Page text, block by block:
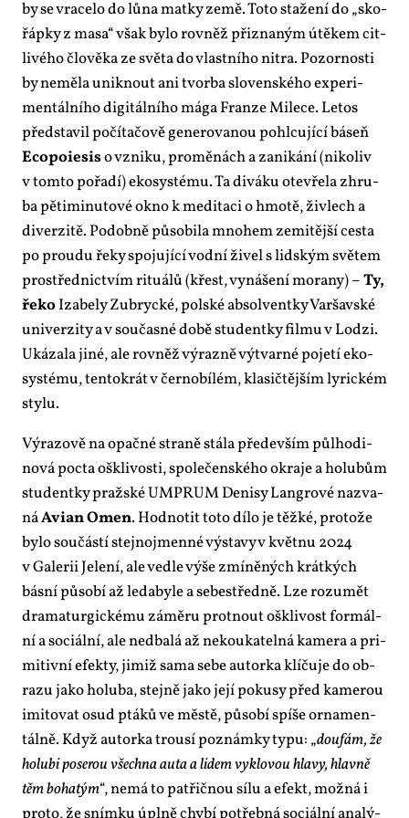
by se vra­ce­lo do lů­na mat­ky ze­mě. To­to sta­že­ní do „sko­
řáp­ky z ma­sa“ však by­lo rov­něž při­zna­ným útě­kem cit­
li­vé­ho člo­vě­ka ze svě­ta do vlast­ní­ho nit­ra. Po­zor­nos­ti
by ne­mě­la unik­nout ani tvor­ba slo­ven­ské­ho ex­pe­ri­
men­tál­ní­ho di­gi­tál­ní­ho má­ga Fran­ze Mi­le­ce. Le­tos
před­sta­vil po­čí­ta­čo­vě ge­ne­ro­va­nou po­hl­cu­jí­cí bá­seň
Eco­po­ie­siso vzni­ku, pro­mě­nách a za­ni­ká­ní (ni­ko­liv
v tom­to po­řa­dí) eko­sys­té­mu. Ta di­vá­ku ote­vře­la zhru­
ba pě­ti­mi­nu­to­vé ok­no k me­di­ta­ci o hmo­tě, živlech a
di­ver­zi­tě. Po­dob­ně pů­so­bi­la mno­hem ze­mi­těj­ší ces­ta
po prou­du ře­ky spo­ju­jí­cí vod­ní ži­vel s lid­ským svě­tem
pro­střed­nic­tvím ri­tu­á­lů (křest, vy­ná­še­ní mo­ra­ny) –Ty,
ře­koIza­be­ly Zubryc­ké, pol­ské ab­sol­vent­ky Var­šav­ské
uni­ver­zi­ty a v sou­čas­né do­bě stu­dent­ky fil­mu v Lod­zi.
Uká­za­la ji­né, ale rov­něž vý­raz­ně vý­tvar­né po­je­tí eko­
sys­té­mu, ten­to­krát v čer­no­bí­lém, kla­sič­těj­ším ly­ric­kém
sty­lu.
Vý­ra­zo­vě na opač­né stra­ně stá­la pře­de­vším půl­ho­di­
no­vá po­cta oš­k­li­vos­ti, spo­le­čen­ské­ho okra­je a ho­lu­bům
stu­dent­ky praž­ské UM­PRUM De­ni­sy Langro­vé na­zva­
náAvi­an Omen. Hod­no­tit to­to dí­lo je těž­ké, pro­to­že
by­lo sou­čás­tí stej­no­jmen­né vý­sta­vy v květ­nu 2024
v Ga­le­rii Je­le­ní, ale ve­d­le vý­še zmí­ně­ných krát­kých
bás­ní pů­so­bí až le­da­by­le a se­bestřed­ně. Lze ro­zu­mět
dra­ma­tur­gic­ké­mu zá­mě­ru pro­tnout oš­k­li­vost for­mál­
ní a so­ci­ál­ní, ale ne­dba­lá až ne­kou­ka­tel­ná ka­me­ra a pri­
mi­tiv­ní efek­ty, ji­miž sa­ma se­be au­tor­ka klí­ču­je do ob­
ra­zu ja­ko ho­lu­ba, stej­ně ja­ko je­jí po­ku­sy před ka­me­rou
imi­to­vat osud ptá­ků ve měs­tě, pů­so­bí spí­še or­na­men­
tál­ně. Když au­tor­ka trou­sí po­znám­ky ty­pu: „dou­fám, že
ho­lu­bi po­se­rou všech­na au­ta a li­dem vy­klo­vou hla­vy, hlav­ně
těm bo­ha­tým“, ne­má to pa­t­řič­nou sí­lu a efekt, mož­ná i